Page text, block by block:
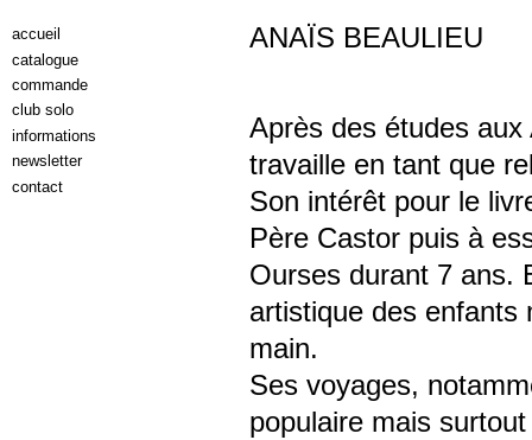
ANAÏS BEAULIEU
Après des études
travaille en tant que
Son intérêt pour le
Père Castor puis à
Ourses durant 7 ans.
artistique des enfants
main.
Ses voyages,
populaire mais
accueil
catalogue
commande
club solo
informations
newsletter
contact